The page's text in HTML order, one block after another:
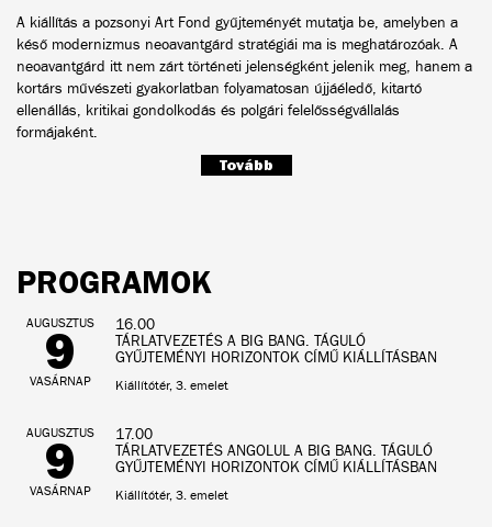
A kiállítás a pozsonyi Art Fond gyűjteményét mutatja be, amelyben a
késő modernizmus neoavantgárd stratégiái ma is meghatározóak. A
neoavantgárd itt nem zárt történeti jelenségként jelenik meg, hanem a
kortárs művészeti gyakorlatban folyamatosan újjáéledő, kitartó
ellenállás, kritikai gondolkodás és polgári felelősségvállalás
formájaként.
Tovább
PROGRAMOK
16.00
TÁRLATVEZETÉS A BIG BANG. TÁGULÓ
GYŰJTEMÉNYI HORIZONTOK CÍMŰ KIÁLLÍTÁSBAN
AUGUSZTUS
9
VASÁRNAP Kiállítótér, 3. emelet
17.00
TÁRLATVEZETÉS ANGOLUL A BIG BANG. TÁGULÓ
GYŰJTEMÉNYI HORIZONTOK CÍMŰ KIÁLLÍTÁSBAN
AUGUSZTUS
9
VASÁRNAP Kiállítótér, 3. emelet